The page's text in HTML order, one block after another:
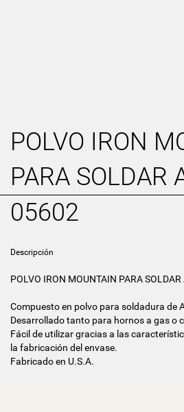
POLVO IRON
PARA SOLDAR
05602
Descripción
POLVO IRON MOUNTAIN PARA SOLDAR
Compuesto en polvo para soldadura de
Desarrollado tanto para hornos a gas o
Fácil de utilizar gracias a las
la fabricación del envase.
Fabricado en U.S.A.